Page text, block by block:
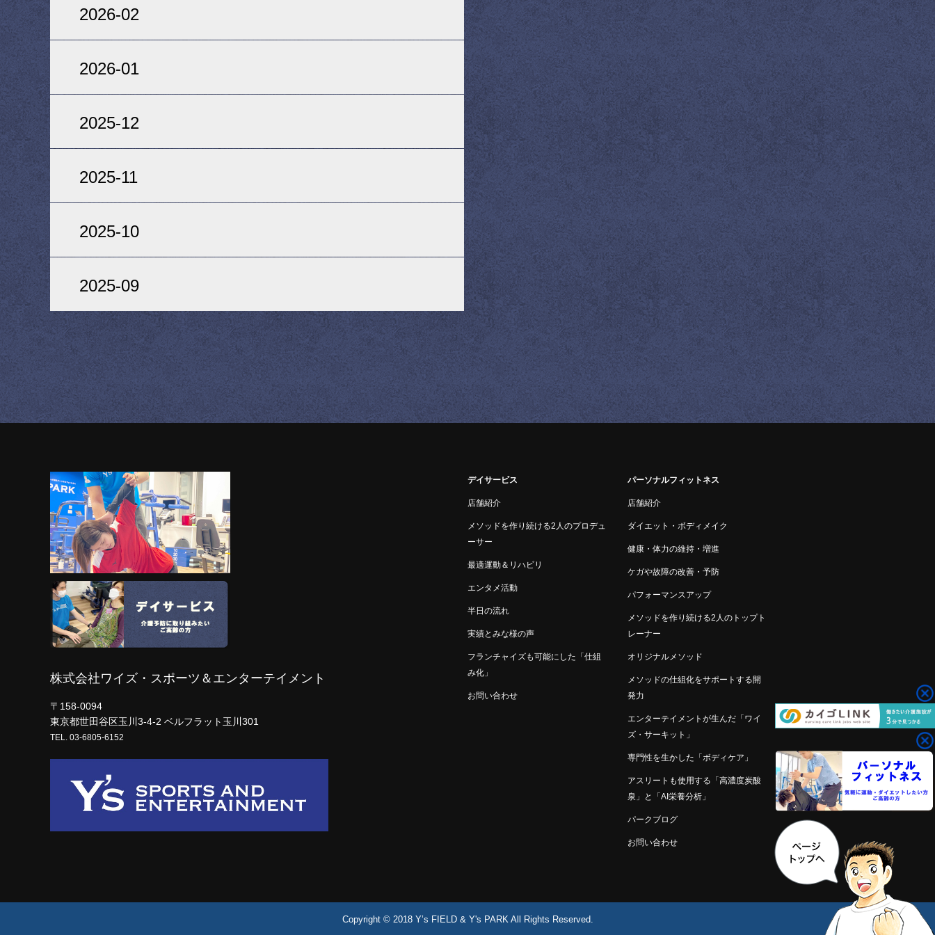
2026-02
2026-01
2025-12
2025-11
2025-10
2025-09
株式会社ワイズ・スポーツ＆エンターテイメント
〒158-0094
東京都世田谷区玉川3-4-2 ベルフラット玉川301
TEL. 03-6805-6152
デイサービス
店舗紹介
メソッドを作り続ける2人のプロデュ
ーサー
最適運動＆リハビリ
エンタメ活動
半日の流れ
実績とみな様の声
フランチャイズも可能にした「仕組
み化」
お問い合わせ
パーソナルフィットネス
店舗紹介
ダイエット・ボディメイク
健康・体力の維持・増進
ケガや故障の改善・予防
パフォーマンスアップ
メソッドを作り続ける2人のトップト
レーナー
オリジナルメソッド
メソッドの仕組化をサポートする開
発力
エンターテイメントが生んだ「ワイ
ズ・サーキット」
専門性を生かした「ボディケア」
アスリートも使用する「高濃度炭酸
泉」と「AI栄養分析」
パークブログ
お問い合わせ
Copyright © 2018 Y’s FIELD & Y's PARK All Rights Reserved.